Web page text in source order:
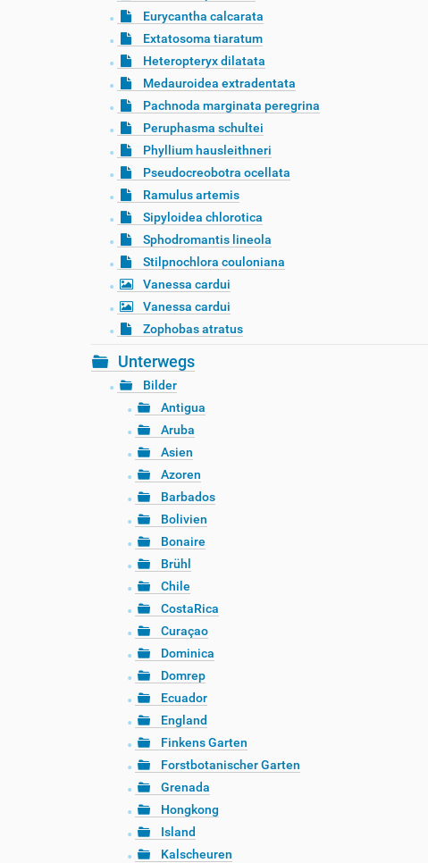
Eurycantha calcarata
Extatosoma tiaratum
Heteropteryx dilatata
Medauroidea extradentata
Pachnoda marginata peregrina
Peruphasma schultei
Phyllium hausleithneri
Pseudocreobotra ocellata
Ramulus artemis
Sipyloidea chlorotica
Sphodromantis lineola
Stilpnochlora couloniana
Vanessa cardui
Vanessa cardui
Zophobas atratus
Unterwegs
Bilder
Antigua
Aruba
Asien
Azoren
Barbados
Bolivien
Bonaire
Brühl
Chile
CostaRica
Curaçao
Dominica
Domrep
Ecuador
England
Finkens Garten
Forstbotanischer Garten
Grenada
Hongkong
Island
Kalscheuren